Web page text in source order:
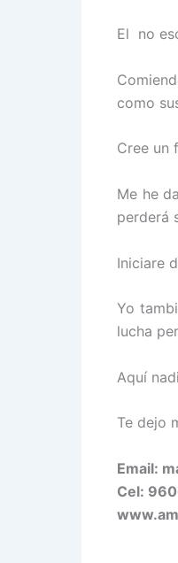
El no
como
Cree un
Me he
perderá
Iniciare
Yo
lucha
Aquí
Te dejo
Email:
Cel: